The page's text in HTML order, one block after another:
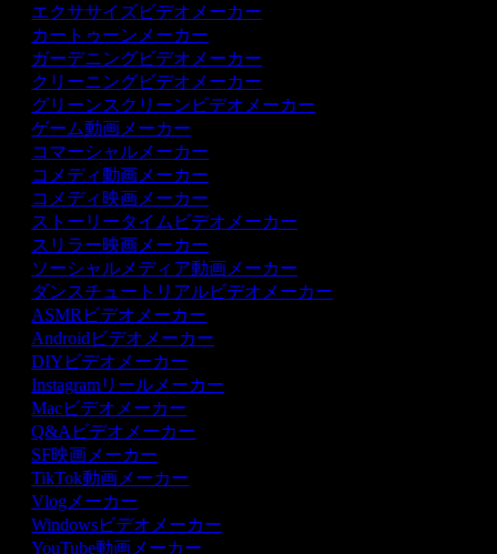
エクササイズビデオメーカー
カートゥーンメーカー
ガーデニングビデオメーカー
クリーニングビデオメーカー
グリーンスクリーンビデオメーカー
ゲーム動画メーカー
コマーシャルメーカー
コメディ動画メーカー
コメディ映画メーカー
ストーリータイムビデオメーカー
スリラー映画メーカー
ソーシャルメディア動画メーカー
ダンスチュートリアルビデオメーカー
ASMRビデオメーカー
Androidビデオメーカー
DIYビデオメーカー
Instagramリールメーカー
Macビデオメーカー
Q&Aビデオメーカー
SF映画メーカー
TikTok動画メーカー
Vlogメーカー
Windowsビデオメーカー
YouTube動画メーカー